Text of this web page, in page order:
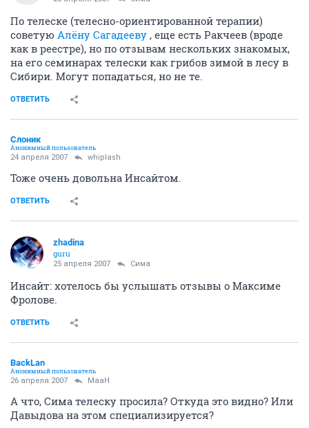
По телеске (телесно-ориентированной терапии)
советую Алёну Сагадееву , еще есть Ракчеев (вроде
как в реестре), но по отзывам нескольких знакомых,
на его семинарах телески как грибов зимой в лесу в
Сибири. Могут попадаться, но не те.
ОТВЕТИТЬ
Слоник
Анонимный пользователь
24 апреля 2007 whiplash
Тоже очень довольна Инсайтом.
ОТВЕТИТЬ
zhadina
guru
25 апреля 2007 Сима
Инсайт: хотелось бы услышать отзывы о Максиме
Фролове.
ОТВЕТИТЬ
BackLan
Анонимный пользователь
26 апреля 2007 MaaH
А что, Сима телеску просила? Откуда это видно? Или
Давыдова на этом специализируется?